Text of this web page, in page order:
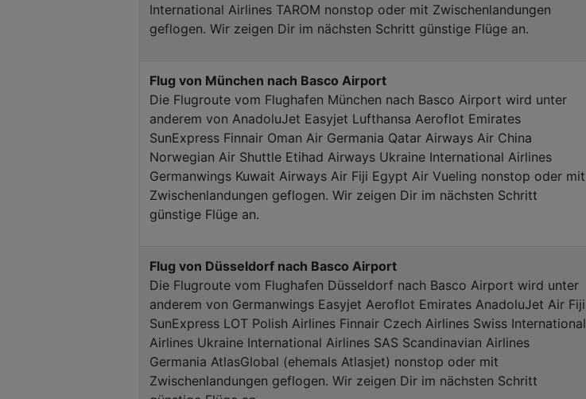
International Airlines TAROM nonstop oder mit Zwischenlandungen
geflogen. Wir zeigen Dir im nächsten Schritt günstige Flüge an.
Flug von München nach Basco Airport
Die Flugroute vom Flughafen München nach Basco Airport wird unter
anderem von AnadoluJet Easyjet Lufthansa Aeroflot Emirates
SunExpress Finnair Oman Air Germania Qatar Airways Air China
Norwegian Air Shuttle Etihad Airways Ukraine International Airlines
Germanwings Kuwait Airways Air Fiji Egypt Air Vueling nonstop oder mit
Zwischenlandungen geflogen. Wir zeigen Dir im nächsten Schritt
günstige Flüge an.
Flug von Düsseldorf nach Basco Airport
Die Flugroute vom Flughafen Düsseldorf nach Basco Airport wird unter
anderem von Germanwings Easyjet Aeroflot Emirates AnadoluJet Air Fiji
SunExpress LOT Polish Airlines Finnair Czech Airlines Swiss International
Airlines Ukraine International Airlines SAS Scandinavian Airlines
Germania AtlasGlobal (ehemals Atlasjet) nonstop oder mit
Zwischenlandungen geflogen. Wir zeigen Dir im nächsten Schritt